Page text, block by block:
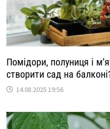
Помідори, полуниця і
створити сад на
14.08.2025 19:56